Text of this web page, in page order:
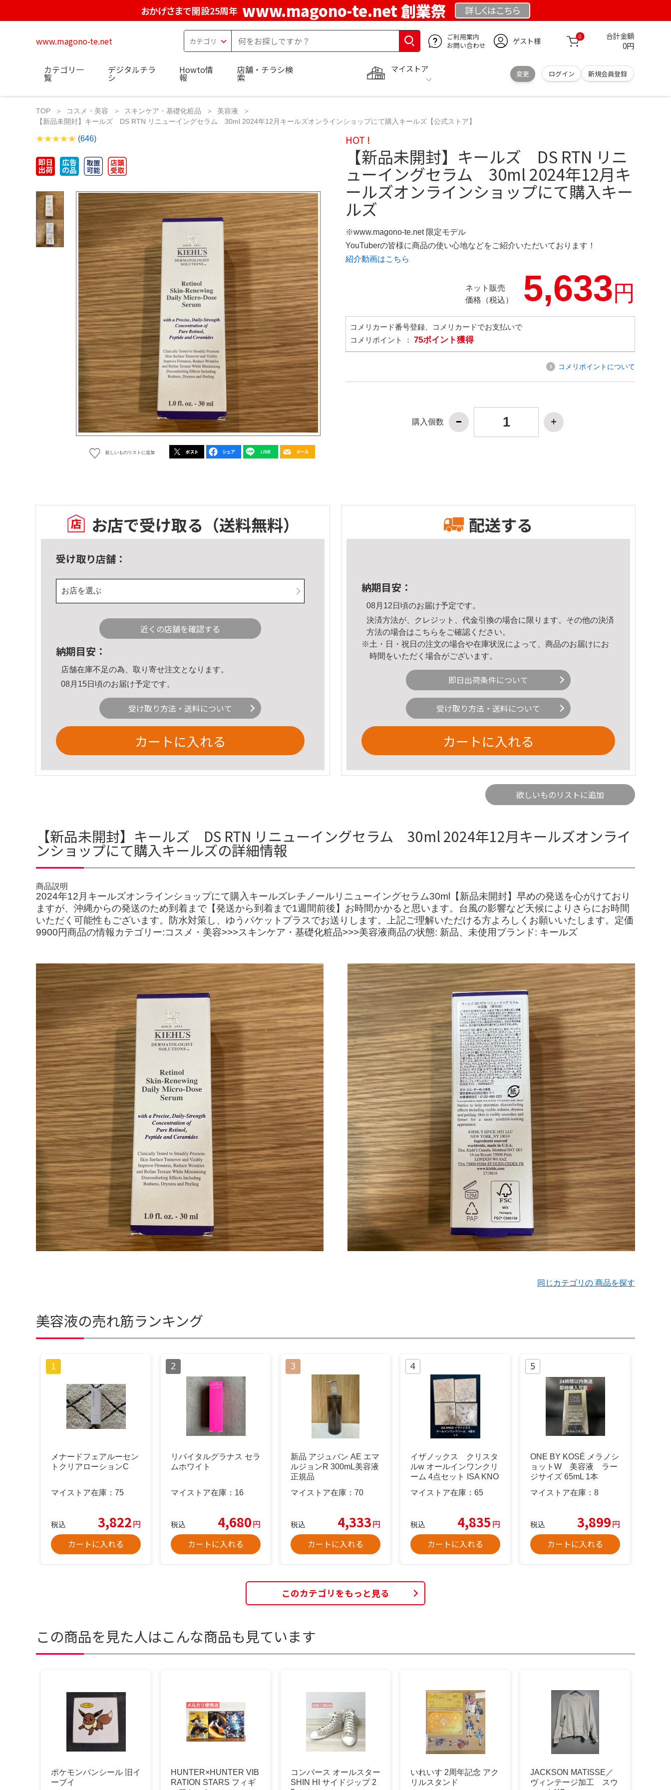
おかげさまで開設25周年 www.magono-te.net 創業祭 詳しくはこちら
www.magono-te.net
ご利用案内
お問い合わせ
ゲスト様 0 合計金額
0円
マイストア
変更 ログイン 新規会員登録
カテゴリ一
覧
デジタルチラ
シ
Howto情
報
店舗・チラシ検
索
TOP コスメ・美容 スキンケア・基礎化粧品
美容液
【新品未開封】キールズ DS RTN リニューイングセラム 30ml 2024年12月キールズオンラインショップにて購入キールズ【公式ストア】
(646)
欲しいものリストに追加
HOT !
【新品未開封】キールズ DS RTN リニ
ューイングセラム 30ml 2024年12月キ
ールズオンラインショップにて購入キー
ルズ
※www.magono-te.net 限定モデル
YouTuberの皆様に商品の使い心地などをご紹介いただいております！
紹介動画はこちら
ネット販売
価格（税込）
5,633円
コメリカード番号登録、コメリカードでお支払いで
コメリポイント ： 75ポイント獲得
コメリポイントについて
購入個数
お店で受け取る （送料無料）
受け取り店舗：
お店を選ぶ
近くの店舗を確認する
納期目安：
店舗在庫不足の為、取り寄せ注文となります。
08月15日頃のお届け予定です。
受け取り方法・送料について
カートに入れる
配送する
納期目安：
08月12日頃のお届け予定です。
決済方法が、クレジット、代金引換の場合に限ります。その他の決済
方法の場合はこちら をご確認ください。
※土・日・祝日の注文の場合や在庫状況によって、商品のお届けにお
時間をいただく場合がございます。
即日出荷条件について
受け取り方法・送料について
カートに入れる
欲しいものリストに追加
【新品未開封】キールズ DS RTN リニューイングセラム 30ml 2024年12月キールズオンライ
ンショップにて購入キールズの詳細情報
商品説明
2024年12月キールズオンラインショップにて購入キールズレチノールリニューイングセラム30ml【新品未開封】早めの発送を心がけており
ますが、沖縄からの発送のため到着まで【発送から到着まで1週間前後】お時間かかると思います。台風の影響など天候によりさらにお時間
いただく可能性もございます。防水対策し、ゆうパケットプラスでお送りします。上記ご理解いただける方よろしくお願いいたします。定価
9900円商品の情報カテゴリー:コスメ・美容>>>スキンケア・基礎化粧品>>>美容液商品の状態: 新品、未使用ブランド: キールズ
同じカテゴリの 商品を探す
美容液の売れ筋ランキング
メナードフェアルーセン
トクリアローションC
マイストア在庫： 75
税込 3,822円
カートに入れる
リバイタルグラナス セラ
ムホワイト
マイストア在庫： 16
税込 4,680円
カートに入れる
新品 アジュバン AE エマ
ルジョンR 300mL美容液
正規品
マイストア在庫： 70
税込 4,333円
カートに入れる
イザノックス クリスタ
ルw オールインワンクリ
ーム 4点セット ISA KNO
マイストア在庫： 65
税込 4,835 円
カートに入れる
ONE BY KOSÉ メラノシ
ョットW 美容液 ラー
ジサイズ 65mL 1本
マイストア在庫： 8
税込 3,899円
カートに入れる
このカテゴリをもっと見る
この商品を見た人はこんな商品も見ています
ポケモンパンシール 旧イ
ーブイ
HUNTER×HUNTER VIB
RATION STARS フィギ
コンバース オールスター
SHIN HI サイドジップ 2
いれいす 2周年記念 アク
リルスタンド
JACKSON MATISSE／
ヴィンテージ加工 スウ